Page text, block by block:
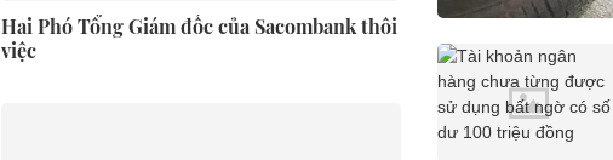
Hai Phó Tổng Giám đốc của Sacombank thôi
việc